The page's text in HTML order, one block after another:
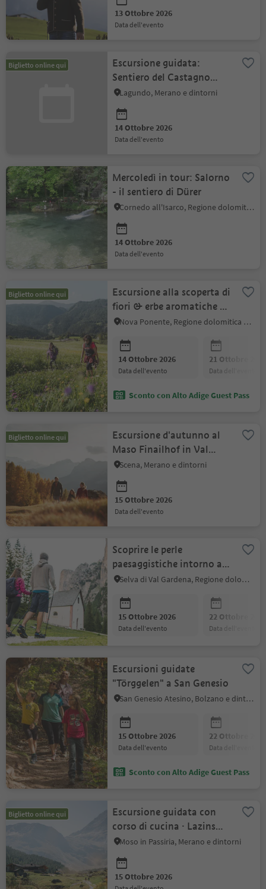
13 Ottobre 2026
data dell'evento
Biglietto online qui
Escursione guidata:
Sentiero del Castagno
nella Valle Isarco
Lagundo, Merano e dintorni
14 Ottobre 2026
data dell'evento
Mercoledì in tour: Salorno
- il sentiero di Dürer
Cornedo all'Isarco, Regione dolomitica Val d'Ega
14 Ottobre 2026
data dell'evento
Biglietto online qui
Escursione alla scoperta di
fiori & erbe aromatiche -
Maso Lupicino
Nova Ponente, Regione dolomitica Val d'Ega
14 Ottobre 2026
data dell'evento
21 Ottobre 2026
data dell'evento
Sconto con Alto Adige Guest Pass
Biglietto online qui
Escursione d'autunno al
Maso Finailhof in Val
Senales
Scena, Merano e dintorni
15 Ottobre 2026
data dell'evento
Scoprire le perle
paesaggistiche intorno a
Selva di Val Gardena
Selva di Val Gardena, Regione dolomitica Val Gardena
15 Ottobre 2026
data dell'evento
22 Ottobre 2026
data dell'evento
Escursioni guidate
"Törggelen" a San Genesio
San Genesio Atesino, Bolzano e dintorni
15 Ottobre 2026
data dell'evento
22 Ottobre 2026
data dell'evento
Sconto con Alto Adige Guest Pass
Biglietto online qui
Escursione guidata con
corso di cucina · Lazins
Hof
Moso in Passiria, Merano e dintorni
15 Ottobre 2026